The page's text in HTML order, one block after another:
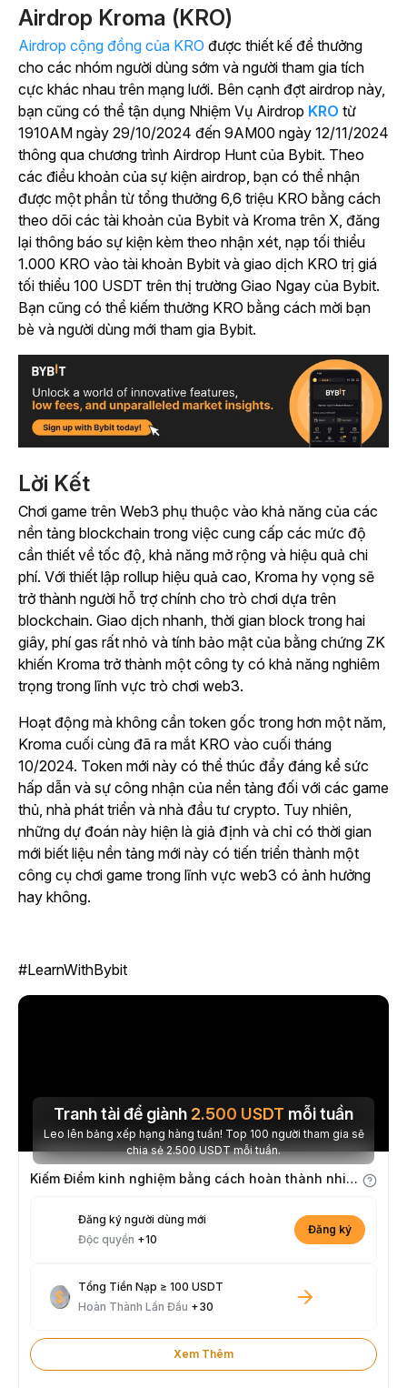
Airdrop Kroma (KRO)
Airdrop cộng đồng của KRO được thiết kế để thưởng
cho các nhóm người dùng sớm và người tham gia tích
cực khác nhau trên mạng lưới. Bên cạnh đợt airdrop này,
bạn cũng có thể tận dụng Nhiệm Vụ Airdrop KRO từ
1910AM ngày 29/10/2024 đến 9AM00 ngày 12/11/2024
thông qua chương trình Airdrop Hunt của Bybit. Theo
các điều khoản của sự kiện airdrop, bạn có thể nhận
được một phần từ tổng thưởng 6,6 triệu KRO bằng cách
theo dõi các tài khoản của Bybit và Kroma trên X, đăng
lại thông báo sự kiện kèm theo nhận xét, nạp tối thiểu
1.000 KRO vào tài khoản Bybit và giao dịch KRO trị giá
tối thiểu 100 USDT trên thị trường Giao Ngay của Bybit.
Bạn cũng có thể kiếm thưởng KRO bằng cách mời bạn
bè và người dùng mới tham gia Bybit.
Lời Kết
Chơi game trên Web3 phụ thuộc vào khả năng của các
nền tảng blockchain trong việc cung cấp các mức độ
cần thiết về tốc độ, khả năng mở rộng và hiệu quả chi
phí. Với thiết lập rollup hiệu quả cao, Kroma hy vọng sẽ
trở thành người hỗ trợ chính cho trò chơi dựa trên
blockchain. Giao dịch nhanh, thời gian block trong hai
giây, phí gas rất nhỏ và tính bảo mật của bằng chứng ZK
khiến Kroma trở thành một công ty có khả năng nghiêm
trọng trong lĩnh vực trò chơi web3.
Hoạt động mà không cần token gốc trong hơn một năm,
Kroma cuối cùng đã ra mắt KRO vào cuối tháng
10/2024. Token mới này có thể thúc đẩy đáng kể sức
hấp dẫn và sự công nhận của nền tảng đối với các game
thủ, nhà phát triển và nhà đầu tư crypto. Tuy nhiên,
những dự đoán này hiện là giả định và chỉ có thời gian
mới biết liệu nền tảng mới này có tiến triển thành một
công cụ chơi game trong lĩnh vực web3 có ảnh hưởng
hay không.
#LearnWithBybit
Tranh tài để giành 2.500 USDT mỗi tuần
Leo lên bảng xếp hạng hàng tuần! Top 100 người tham gia sẽ
chia sẻ 2.500 USDT mỗi tuần.
Kiếm Điểm kinh nghiệm bằng cách hoàn thành nhiệm vụ
Đăng ký người dùng mới
Độc quyền +10
Đăng ký
Tổng Tiền Nạp ≥ 100 USDT
Hoàn Thành Lần Đầu +30
Xem Thêm